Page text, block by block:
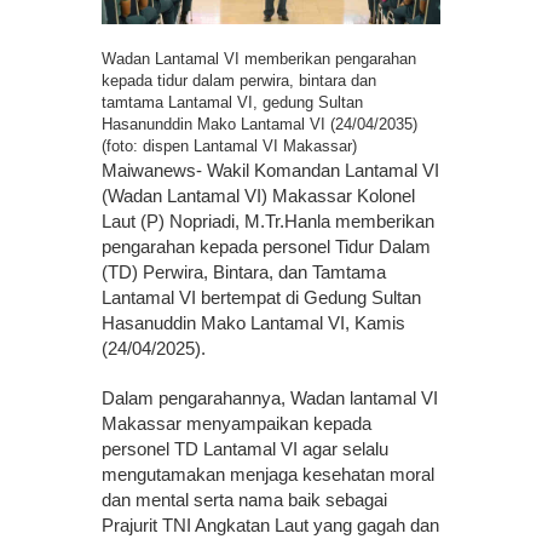
Wadan Lantamal VI memberikan pengarahan
kepada tidur dalam perwira, bintara dan
tamtama Lantamal VI, gedung Sultan
Hasanunddin Mako Lantamal VI (24/04/2035)
(foto: dispen Lantamal VI Makassar)
Maiwanews- Wakil Komandan Lantamal VI
(Wadan Lantamal VI) Makassar Kolonel
Laut (P) Nopriadi, M.Tr.Hanla memberikan
pengarahan kepada personel Tidur Dalam
(TD) Perwira, Bintara, dan Tamtama
Lantamal VI bertempat di Gedung Sultan
Hasanuddin Mako Lantamal VI, Kamis
(24/04/2025).
Dalam pengarahannya, Wadan lantamal VI
Makassar menyampaikan kepada
personel TD Lantamal VI agar selalu
mengutamakan menjaga kesehatan moral
dan mental serta nama baik sebagai
Prajurit TNI Angkatan Laut yang gagah dan